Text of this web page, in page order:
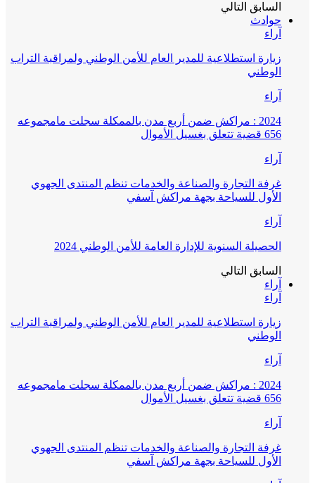
السابق التالي
حوادث
آراء
زيارة استطلاعية للمدير العام للأمن الوطني ولمراقبة التراب
الوطني
آراء
2024 : مراكش ضمن أربع مدن بالممكلة سجلت مامجموعه
656 قضية تتعلق بغسيل الأموال
آراء
غرفة التجارة والصناعة والخدمات تنظم المنتدى الجهوي
الأول للسياحة بجهة مراكش آسفي
آراء
الحصيلة السنوية للإدارة العامة للأمن الوطني 2024
السابق التالي
آراء
آراء
زيارة استطلاعية للمدير العام للأمن الوطني ولمراقبة التراب
الوطني
آراء
2024 : مراكش ضمن أربع مدن بالممكلة سجلت مامجموعه
656 قضية تتعلق بغسيل الأموال
آراء
غرفة التجارة والصناعة والخدمات تنظم المنتدى الجهوي
الأول للسياحة بجهة مراكش آسفي